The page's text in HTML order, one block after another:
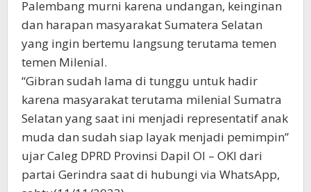
Palembang murni karena undangan, keinginan
dan harapan masyarakat Sumatera Selatan
yang ingin bertemu langsung terutama temen
temen Milenial.
“Gibran sudah lama di tunggu untuk hadir
karena masyarakat terutama milenial Sumatra
Selatan yang saat ini menjadi representatif anak
muda dan sudah siap layak menjadi pemimpin”
ujar Caleg DPRD Provinsi Dapil OI – OKI dari
partai Gerindra saat di hubungi via WhatsApp,